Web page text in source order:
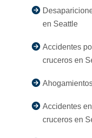
en Seattle
Accidentes
cruceros en
Accidentes
cruceros en